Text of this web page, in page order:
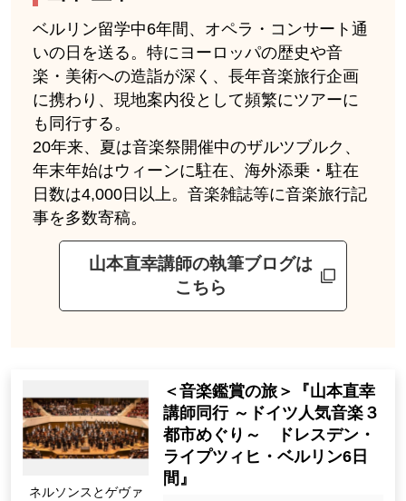
ベルリン留学中6年間、オペラ・コンサート通
いの日を送る。特にヨーロッパの歴史や音
楽・美術への造詣が深く、長年音楽旅行企画
に携わり、現地案内役として頻繁にツアーに
も同行する。
20年来、夏は音楽祭開催中のザルツブルク、
年末年始はウィーンに駐在、海外添乗・駐在
日数は4,000日以上。音楽雑誌等に音楽旅行記
事を多数寄稿。
山本直幸講師の執筆ブログは
こちら
ネルソンスとゲヴァ
＜音楽鑑賞の旅＞『山本直幸
講師同行 ～ドイツ人気音楽３
都市めぐり～ ドレスデン・
ライプツィヒ・ベルリン6日
間』